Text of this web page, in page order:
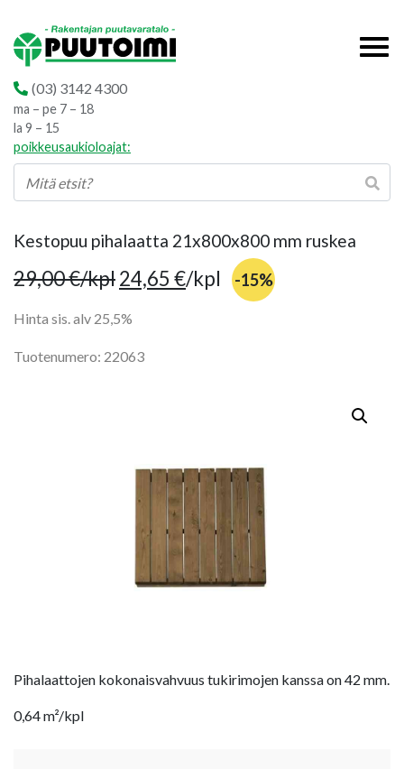
(03) 3142 4300
ma – pe 7 – 18
la 9 – 15
poikkeusaukioloajat:
Kestopuu pihalaatta 21x800x800 mm ruskea
29,00€/kpl24,65 €/kpl -15%
Hinta sis. alv 25,5%
Tuotenumero: 22063
Pihalaattojen kokonaisvahvuus tukirimojen kanssa on 42 mm.
0,64 m²/kpl